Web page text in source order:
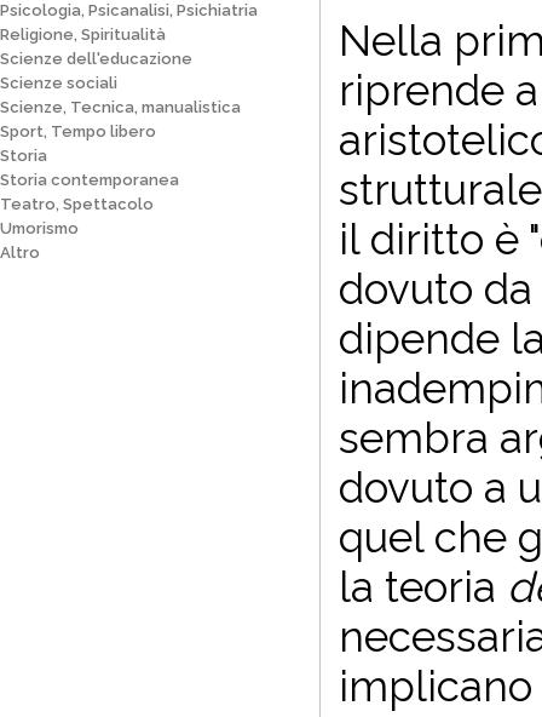
Psicologia, Psicanalisi, Psichiatria
Religione, Spiritualità
Scienze dell'educazione
Scienze sociali
Scienze, Tecnica, manualistica
Sport, Tempo libero
Storia
Storia contemporanea
Teatro, Spettacolo
Umorismo
Altro
Nella
riprende
il diritto è
dovuto
dipende
sembra
dovuto a
quel che
la teoria